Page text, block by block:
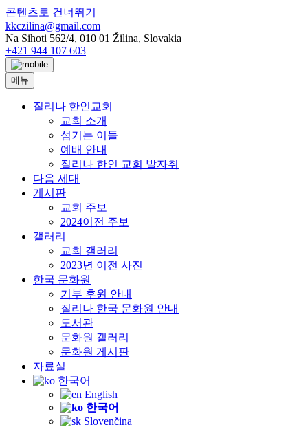
콘텐츠로 건너뛰기
kkczilina@gmail.com
Na Sihoti 562/4, 010 01 Žilina, Slovakia
+421 944 107 603
메뉴
질리나 한인교회
교회 소개
섬기는 이들
예배 안내
질리나 한인 교회 발자취
다음 세대
게시판
교회 주보
2024이전 주보
갤러리
교회 갤러리
2023년 이전 사진
한국 문화원
기부 후원 안내
질리나 한국 문화원 안내
도서관
문화원 갤러리
문화원 게시판
자료실
한국어
English
한국어
Slovenčina